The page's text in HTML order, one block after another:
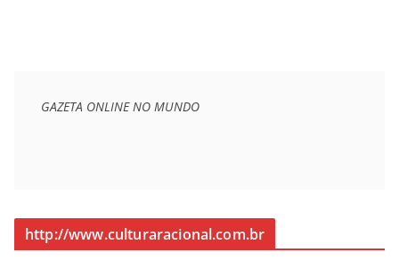
GAZETA ONLINE NO MUNDO
http://www.culturaracional.com.br